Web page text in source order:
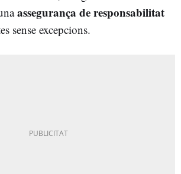
assegurança de responsabilitat
sense excepcions.